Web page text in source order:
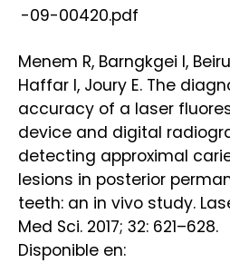
-09-00420.pdf
Menem R, Barngkgei I,
Haffar I, Joury E. The
accuracy of a laser
device and digital
detecting approximal
lesions in posterior
teeth: an in vivo study.
Med Sci. 2017; 32: 621–628.
Disponible en: